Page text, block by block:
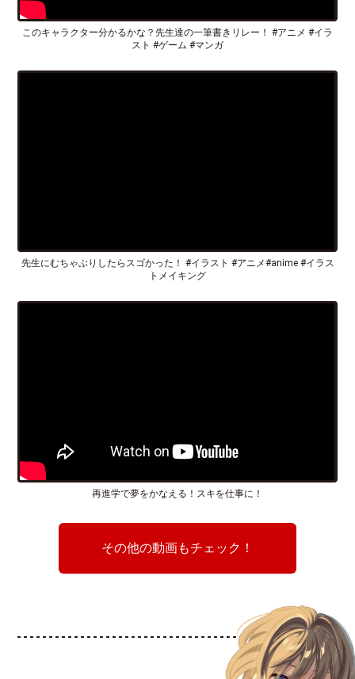
このキャラクター分かるかな？先生達の一筆書きリレー！ #アニメ #イラ
スト #ゲーム #マンガ
先生にむちゃぶりしたらスゴかった！ #イラスト #アニメ#anime #イラス
トメイキング
再進学で夢をかなえる！スキを仕事に！
その他の動画もチェック！